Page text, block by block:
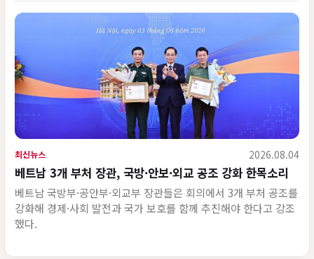
최신뉴스 2026.08.04
베트남 3개 부처 장관, 국방·안보·외교 공조 강화 한목소리
베트남 국방부·공안부·외교부 장관들은 회의에서 3개 부처 공조를
강화해 경제·사회 발전과 국가 보호를 함께 추진해야 한다고 강조
했다.